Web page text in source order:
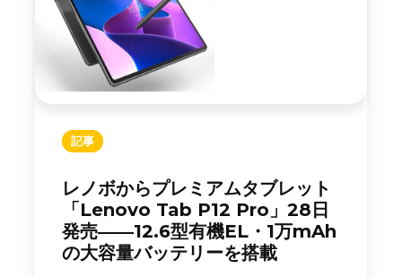
記事
レノボからプレミアムタブレット
「Lenovo Tab P12 Pro」28日
発売――12.6型有機EL・1万mAh
の大容量バッテリーを搭載